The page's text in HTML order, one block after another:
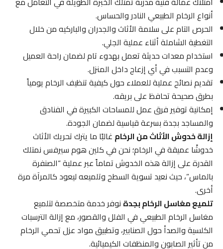
أنواع الرخام الطبيعي النادر والحساس.
الحرص التام على سلامة الأثاث والجدران والباركيه من خلال
التغطية الشاملة أثناء عملية الجلي.
استخدام معدات حديثة تعمل بهدوء تام لضمان راحة العميل
وعدم التسبب في أي إزعاج داخل المنزل.
تقديم نصائح عملية للعملاء حول كيفية تنظيف الرخام يومياً
بطرق صحيحة تحافظ على بريقه.
إمكانية توفير فرق عمل للمساحات الكبيرة في الفنادق
والمساجد بجدة بسرعة قياسية لضمان الجودة.
إزالة خدوش الأثاث من الرخامغالبًا ما يترك تحريك الأثاث
خدوشًا عميقة في الرخام؛ نحن في كلين هوم سيرفس نمتلك
القدرة على إزالة هذه الخدوش تماماً عبر عملية “الصنفرة
بالماس”، حيث نعيد تسوية السطح وتلميعه ليعود كالمرآة مرة
أخرى.
تلميع مغاسل الرخام بجدةنوفر خدمة متخصصة لتلميع
مغاسل الرخام الطبيعي في الفلل والقصور، مع إزالة الترسبات
الكلسية والصدأ حول الصنابير، وتطبيق مواد عزل تحمي الرخام
من تأثير الصابون والمنظفات الكيميائية.